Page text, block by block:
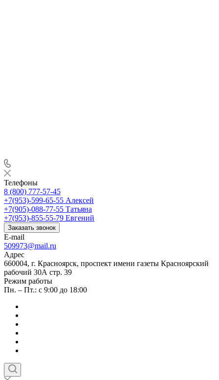
Телефоны
8 (800) 777-57-45
+7(953)-599-65-55 Алексей
+7(905)-088-77-55 Татьяна
+7(953)-855-55-79 Евгений
Заказать звонок
E-mail
509973@mail.ru
Адрес
660004, г. Красноярск, проспект имени газеты Красноярский
рабочий 30А стр. 39
Режим работы
Пн. – Пт.: с 9:00 до 18:00